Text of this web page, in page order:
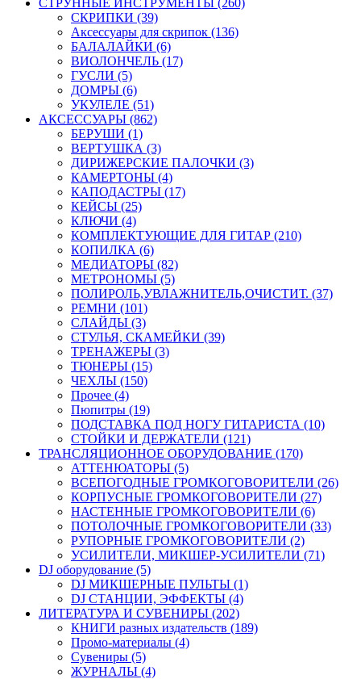
СКРИПКИ (39)
Аксессуары для скрипок (136)
БАЛАЛАЙКИ (6)
ВИОЛОНЧЕЛЬ (17)
ГУСЛИ (5)
ДОМРЫ (6)
УКУЛЕЛЕ (51)
АКСЕССУАРЫ (862)
БЕРУШИ (1)
ВЕРТУШКА (3)
ДИРИЖЕРСКИЕ ПАЛОЧКИ (3)
КАМЕРТОНЫ (4)
КАПОДАСТРЫ (17)
КЕЙСЫ (25)
КЛЮЧИ (4)
КОМПЛЕКТУЮЩИЕ ДЛЯ ГИТАР (210)
КОПИЛКА (6)
МЕДИАТОРЫ (82)
МЕТРОНОМЫ (5)
ПОЛИРОЛЬ,УВЛАЖНИТЕЛЬ,ОЧИСТИТ. (37)
РЕМНИ (101)
СЛАЙДЫ (3)
СТУЛЬЯ, СКАМЕЙКИ (39)
ТРЕНАЖЕРЫ (3)
ТЮНЕРЫ (15)
ЧЕХЛЫ (150)
Прочее (4)
Пюпитры (19)
ПОДСТАВКА ПОД НОГУ ГИТАРИСТА (10)
СТОЙКИ И ДЕРЖАТЕЛИ (121)
ТРАНСЛЯЦИОННОЕ ОБОРУДОВАНИЕ (170)
АТТЕНЮАТОРЫ (5)
ВСЕПОГОДНЫЕ ГРОМКОГОВОРИТЕЛИ (26)
КОРПУСНЫЕ ГРОМКОГОВОРИТЕЛИ (27)
НАСТЕННЫЕ ГРОМКОГОВОРИТЕЛИ (6)
ПОТОЛОЧНЫЕ ГРОМКОГОВОРИТЕЛИ (33)
РУПОРНЫЕ ГРОМКОГОВОРИТЕЛИ (2)
УСИЛИТЕЛИ, МИКШЕР-УСИЛИТЕЛИ (71)
DJ оборудование (5)
DJ МИКШЕРНЫЕ ПУЛЬТЫ (1)
DJ СТАНЦИИ, ЭФФЕКТЫ (4)
ЛИТЕРАТУРА И СУВЕНИРЫ (202)
КНИГИ разных издательств (189)
Промо-материалы (4)
Сувениры (5)
ЖУРНАЛЫ (4)